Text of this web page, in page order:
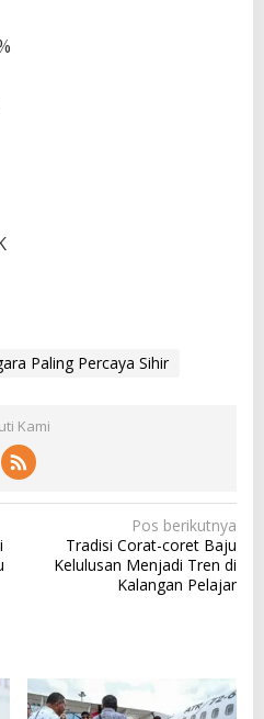
Paling Percaya Sihir
Kami
Pos berikutnya
Tradisi Corat-coret Baju
Kelulusan Menjadi Tren di
Kalangan Pelajar